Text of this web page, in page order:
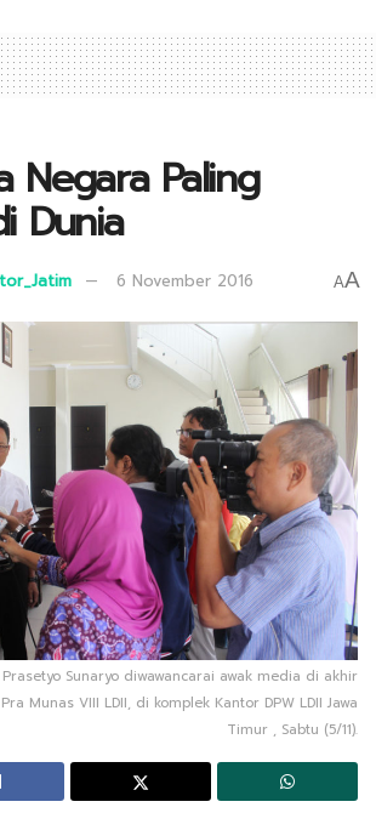
Negara Paling
Dunia
6 November 2016 AA
Prasetyo Sunaryo diwawancarai awak media di akhir
Munas VIII LDII, di komplek Kantor DPW LDII Jawa
Timur , Sabtu (5/11).